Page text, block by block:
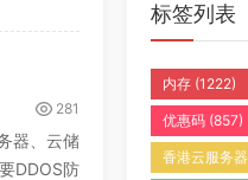
281
器、云储
DDOS防
标签列表
内存 (1222)
优惠码 (857)
香港云服务器